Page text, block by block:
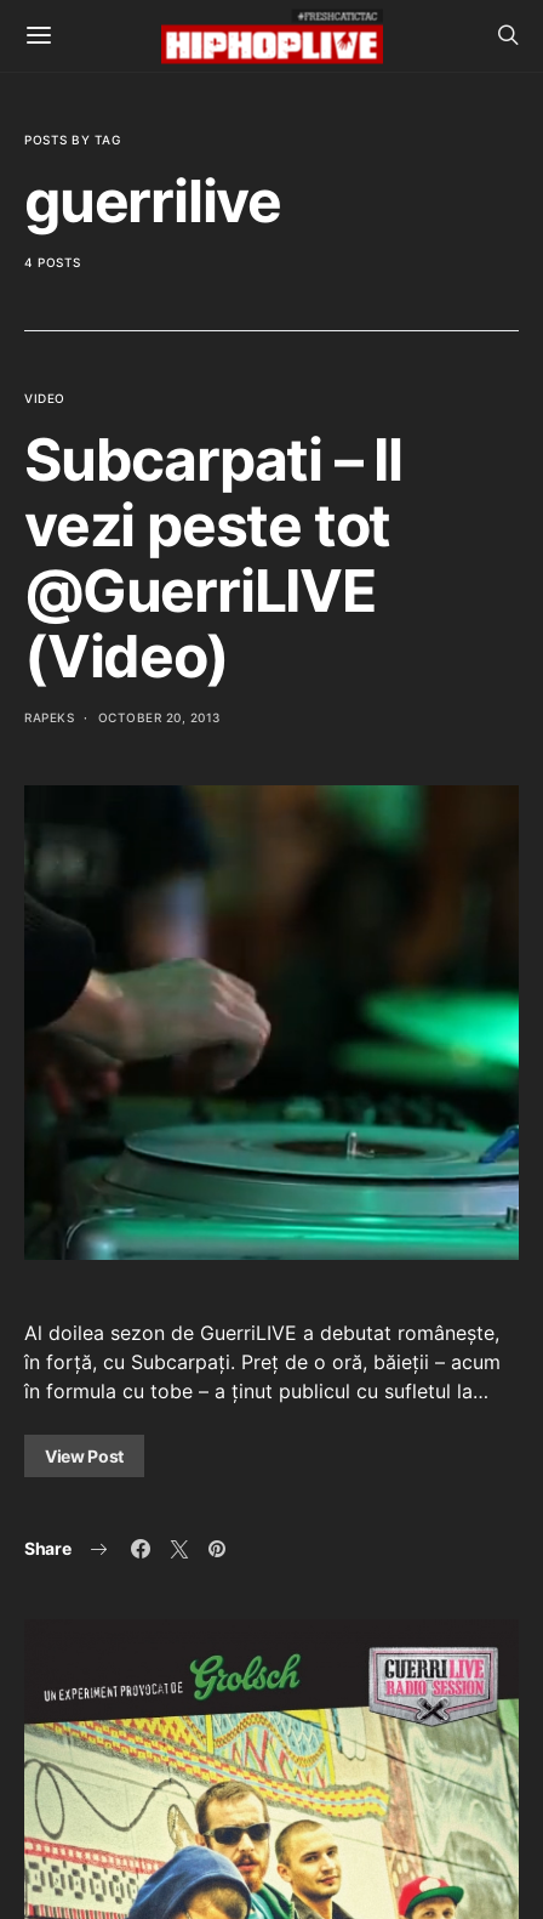
POSTS BY TAG
guerrilive
4 POSTS
VIDEO
Subcarpati – Il
vezi peste tot
@GuerriLIVE
(Video)
RAPEKS OCTOBER 20, 2013
Al doilea sezon de GuerriLIVE a debutat românește,
în forță, cu Subcarpați. Preț de o oră, băieții – acum
în formula cu tobe – a ținut publicul cu sufletul la…
View Post
Share